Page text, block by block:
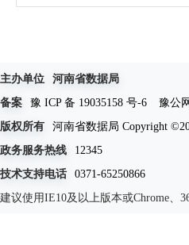
主办单位
河南省数据局
备案
豫 ICP 备 19035158 号-6
豫公
版权所有
河南省数据局 Copyright
政务服务热线
12345
技术支持电话
0371-65250866
建议使用IE10及以上版本或Chrome、